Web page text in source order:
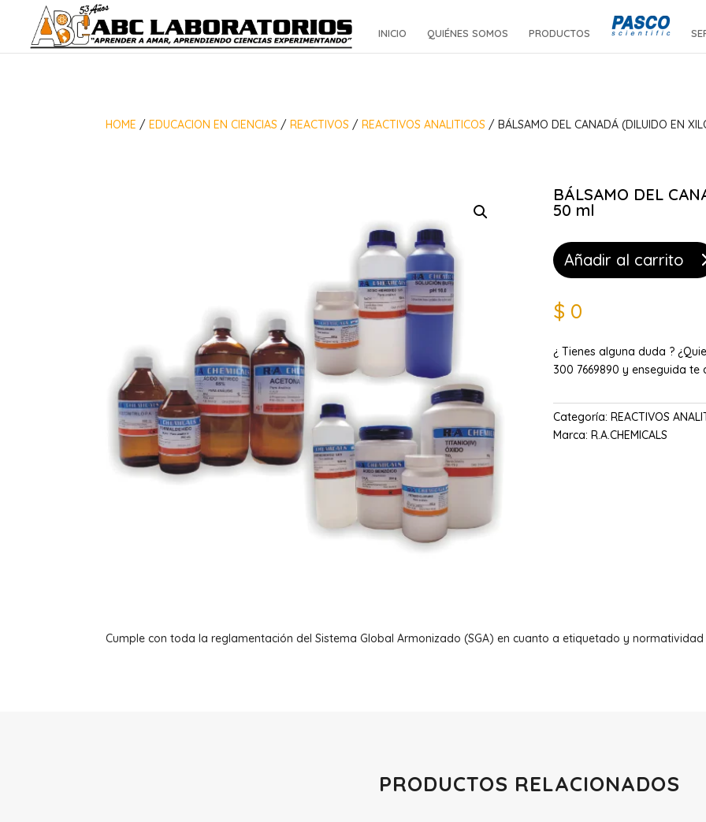
INICIO QUIÉNES SOMOS PRODUCTOS
HOME /EDUCACION EN CIENCIAS /REACTIVOS /REACTIVOS ANALITICOS / BÁLSAMO DEL CANADÁ (DILUIDO EN
BÁLSAMO DEL
50 ml
Añadir al carrito
$ 0
¿ Tienes alguna duda ?
300 7669890 y enseguida te
Categoría: REACTIVOS
Marca: R.A.CHEMICALS
Cumple con toda la reglamentación del Sistema Global Armonizado (SGA) en cuanto a etiquetado y normatividad
PRODUCTOS RELACIONADOS